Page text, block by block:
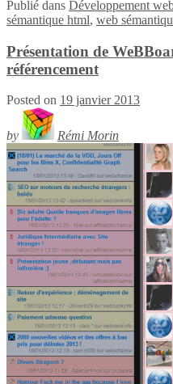
Publié dans Développement
sémantique html, web
Présentation de
référencement
Posted on 19 janvier 2013
by Rémi Morin